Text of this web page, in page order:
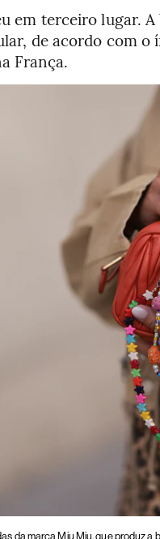
em terceiro lugar.
de acordo com o
França.
da marca Miu Miu, que produz a